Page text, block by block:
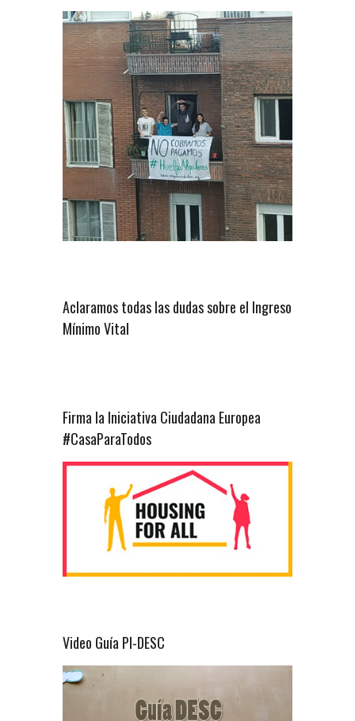
Aclaramos todas las dudas sobre el Ingreso
Mínimo Vital
Firma la Iniciativa Ciudadana Europea
#CasaParaTodos
Video Guía PI-DESC